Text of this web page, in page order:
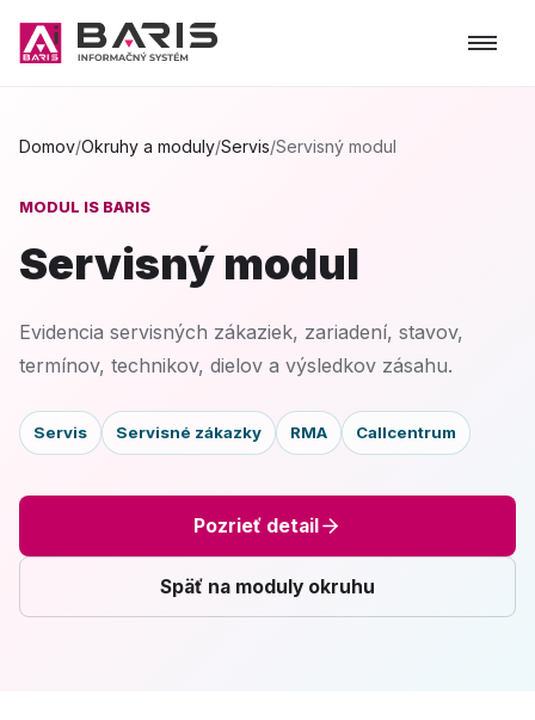
Domov/Okruhy a moduly/Servis/Servisný modul
MODUL IS BARIS
Servisný modul
Evidencia servisných zákaziek, zariadení, stavov,
termínov, technikov, dielov a výsledkov zásahu.
Servis Servisné zákazky RMA Callcentrum
Pozrieť detail
Späť na moduly okruhu